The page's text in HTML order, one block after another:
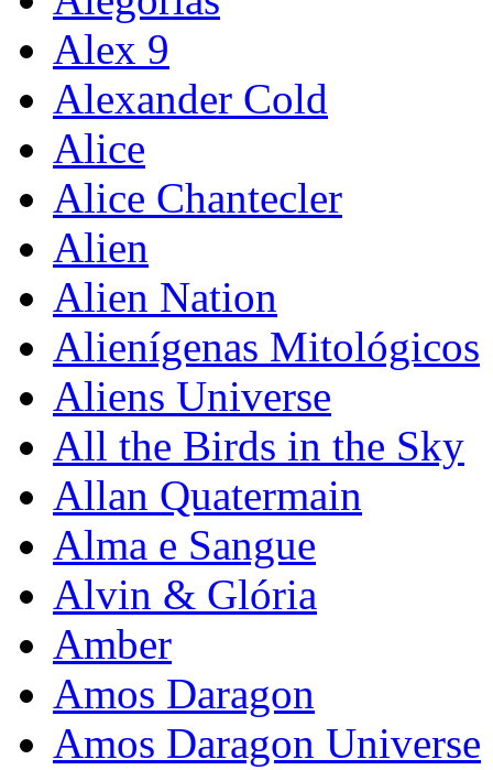
Alex 9
Alexander Cold
Alice
Alice Chantecler
Alien
Alien Nation
Alienígenas Mitológicos
Aliens Universe
All the Birds in the Sky
Allan Quatermain
Alma e Sangue
Alvin & Glória
Amber
Amos Daragon
Amos Daragon Universe